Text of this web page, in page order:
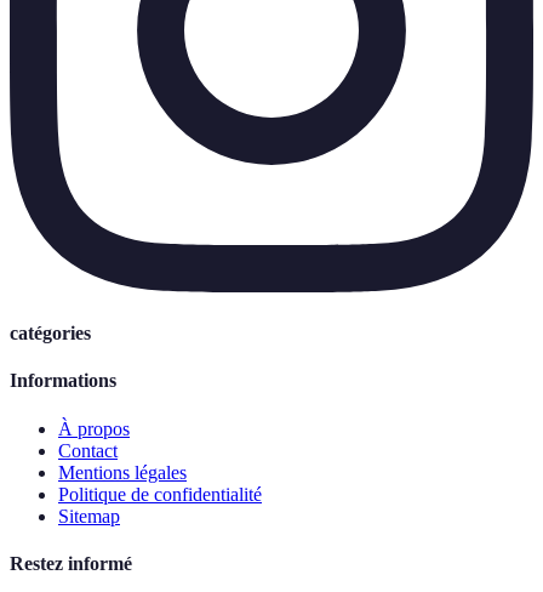
catégories
Informations
À propos
Contact
Mentions légales
Politique de confidentialité
Sitemap
Restez informé